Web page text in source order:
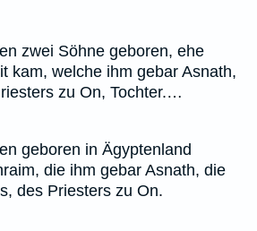
zwei Söhne geboren, ehe
kam, welche ihm gebar Asnath,
zu On, Tochter.…
geboren in Ägyptenland
die ihm gebar Asnath, die
des Priesters zu On.